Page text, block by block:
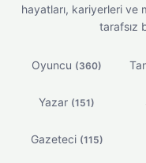
hayatları, kariyerleri ve
tarafsız
Oyuncu (360)
Yazar (151)
Gazeteci (115)